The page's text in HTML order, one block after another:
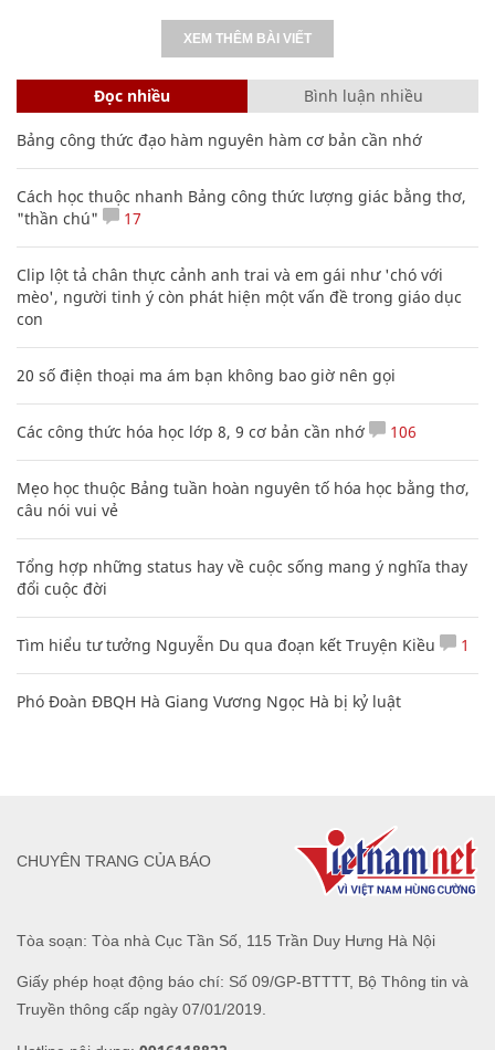
XEM THÊM BÀI VIẾT
Đọc nhiều Bình luận nhiều
Bảng công thức đạo hàm nguyên hàm cơ bản cần nhớ
Cách học thuộc nhanh Bảng công thức lượng giác bằng thơ,
"thần chú"
17
Clip lột tả chân thực cảnh anh trai và em gái như 'chó với
mèo', người tinh ý còn phát hiện một vấn đề trong giáo dục
con
20 số điện thoại ma ám bạn không bao giờ nên gọi
Các công thức hóa học lớp 8, 9 cơ bản cần nhớ 106
Mẹo học thuộc Bảng tuần hoàn nguyên tố hóa học bằng thơ,
câu nói vui vẻ
Tổng hợp những status hay về cuộc sống mang ý nghĩa thay
đổi cuộc đời
Tìm hiểu tư tưởng Nguyễn Du qua đoạn kết Truyện Kiều 1
Phó Đoàn ĐBQH Hà Giang Vương Ngọc Hà bị kỷ luật
Tòa soạn: Tòa nhà Cục Tần Số, 115 Trần Duy Hưng Hà Nội
Giấy phép hoạt động báo chí: Số 09/GP-BTTTT, Bộ Thông tin và
Truyền thông cấp ngày 07/01/2019.
CHUYÊN TRANG CỦA BÁO